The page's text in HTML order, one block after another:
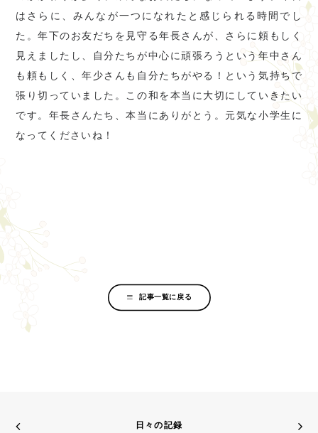
はさらに、みんなが一つになれたと感じられる時間でし
た。年下のお友だちを見守る年長さんが、さらに頼もしく
見えましたし、自分たちが中心に頑張ろうという年中さん
も頼もしく、年少さんも自分たちがやる！という気持ちで
張り切っていました。この和を本当に大切にしていきたい
です。年長さんたち、本当にありがとう。元気な小学生に
なってくださいね！
記事一覧に戻る
日々の記録